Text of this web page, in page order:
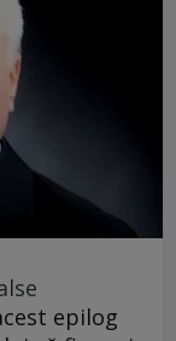
epilog